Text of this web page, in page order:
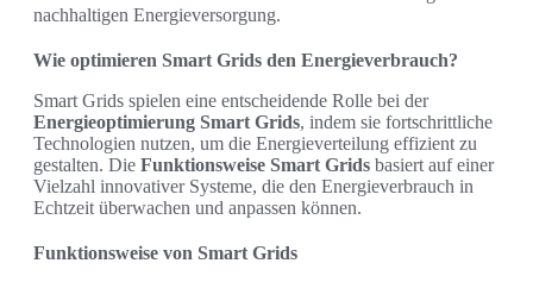
nachhaltigen Energieversorgung.
Wie optimieren Smart Grids den Energieverbrauch?
Smart Grids spielen eine entscheidende Rolle bei der
Energieoptimierung Smart Grids, indem sie fortschrittliche
Technologien nutzen, um die Energieverteilung effizient zu
gestalten. Die Funktionsweise Smart Grids basiert auf einer
Vielzahl innovativer Systeme, die den Energieverbrauch in
Echtzeit überwachen und anpassen können.
Funktionsweise von Smart Grids